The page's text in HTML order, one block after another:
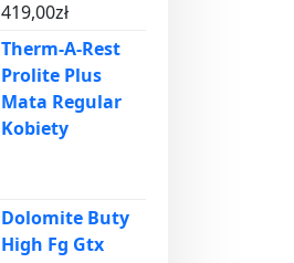
419,00zł
Therm-A-Rest
Prolite Plus
Mata Regular
Kobiety
Dolomite Buty
High Fg Gtx